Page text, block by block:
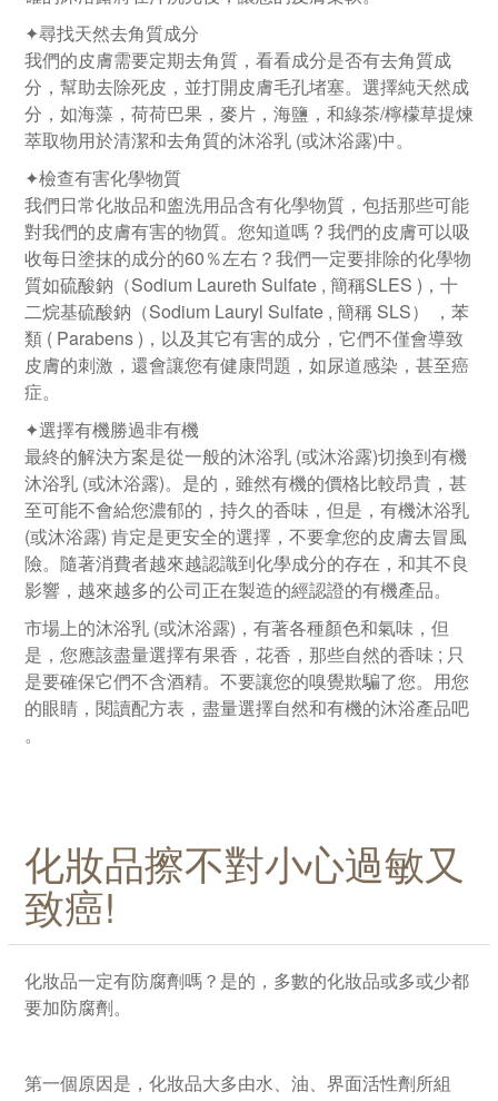
✦尋找天然去角質成分
我們的皮膚需要定期去角質，看看成分是否有去角質成
分，幫助去除死皮，並打開皮膚毛孔堵塞。選擇純天然成
分，如海藻，荷荷巴果，麥片，海鹽，和綠茶/檸檬草提煉
萃取物用於清潔和去角質的沐浴乳 (或沐浴露)中。
✦檢查有害化學物質
我們日常化妝品和盥洗用品含有化學物質，包括那些可能
對我們的皮膚有害的物質。您知道嗎 ? 我們的皮膚可以吸
收每日塗抹的成分的60％左右？我們一定要排除的化學物
質如硫酸鈉（Sodium Laureth Sulfate , 簡稱SLES )，十
二烷基硫酸鈉（Sodium Lauryl Sulfate , 簡稱 SLS） ，苯
類 ( Parabens )，以及其它有害的成分，它們不僅會導致
皮膚的刺激，還會讓您有健康問題，如尿道感染，甚至癌
症。
✦選擇有機勝過非有機
最終的解決方案是從一般的沐浴乳 (或沐浴露)切換到有機
沐浴乳 (或沐浴露)。是的，雖然有機的價格比較昂貴，甚
至可能不會給您濃郁的，持久的香味，但是，有機沐浴乳
(或沐浴露) 肯定是更安全的選擇，不要拿您的皮膚去冒風
險。隨著消費者越來越認識到化學成分的存在，和其不良
影響，越來越多的公司正在製造的經認證的有機產品。
市場上的沐浴乳 (或沐浴露)，有著各種顏色和氣味，但
是，您應該盡量選擇有果香，花香，那些自然的香味 ; 只
是要確保它們不含酒精。不要讓您的嗅覺欺騙了您。用您
的眼睛，閱讀配方表，盡量選擇自然和有機的沐浴產品吧
。
化妝品擦不對小心過敏又
致癌!
化妝品一定有防腐劑嗎？是的，多數的化妝品或多或少都
要加防腐劑。
第一個原因是，化妝品大多由水、油、界面活性劑所組